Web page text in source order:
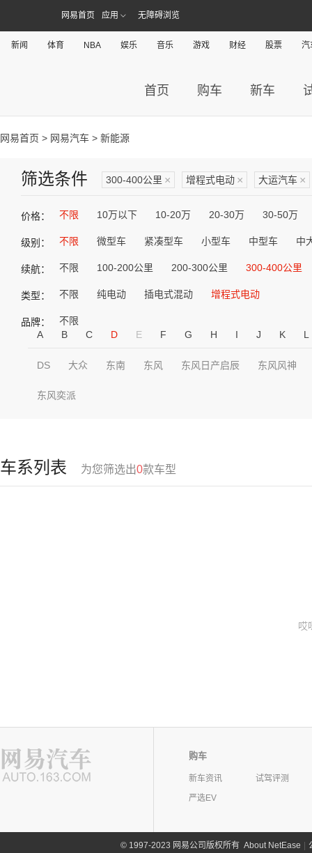
网易首页 应用 无障碍浏览
新闻 体育 NBA 娱乐 音乐 游戏 财经 股票 汽
首页 购车 新车
网易首页 > 网易汽车 > 新能源
筛选条件 300-400公里 × 增程式电动 × 大运汽车 ×
价格： 不限 10万以下 10-20万 20-30万 30-50万
级别： 不限 微型车 紧凑型车 小型车 中型车 中
续航： 不限 100-200公里 200-300公里 300-400公里
类型： 不限 纯电动 插电式混动 增程式电动
品牌：
不限
A
B C D E F G H I J K L
DS 大众 东南 东风 东风日产启辰 东风风神
东风奕派
车系列表 为您筛选出0款车型
哎
购车
新车资讯
试驾评测
严选EV
©1997-2023 网易公司版权所有 About NetEase